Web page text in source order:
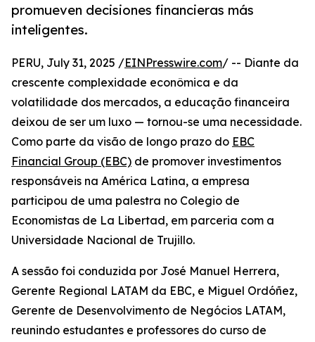
promueven decisiones financieras más
inteligentes.
PERU, July 31, 2025 /EINPresswire.com/ -- Diante da
crescente complexidade econômica e da
volatilidade dos mercados, a educação financeira
deixou de ser um luxo — tornou-se uma necessidade.
Como parte da visão de longo prazo do EBC
Financial Group (EBC) de promover investimentos
responsáveis na América Latina, a empresa
participou de uma palestra no Colegio de
Economistas de La Libertad, em parceria com a
Universidade Nacional de Trujillo.
A sessão foi conduzida por José Manuel Herrera,
Gerente Regional LATAM da EBC, e Miguel Ordóñez,
Gerente de Desenvolvimento de Negócios LATAM,
reunindo estudantes e professores do curso de